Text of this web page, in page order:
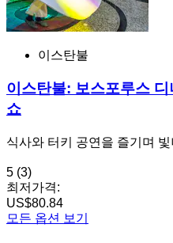
이스탄불
이스탄불: 보스포루스 디
쇼
식사와 터키 공연을 즐기며
5 (3)
최저가격:
US$80.84
모든 옵션 보기